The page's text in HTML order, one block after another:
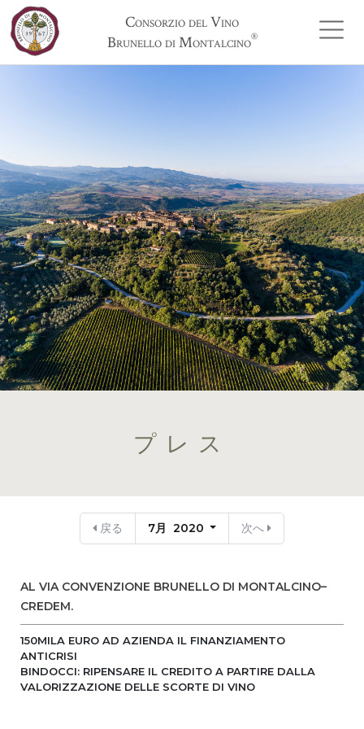
Consorzio del Vino
Brunello di Montalcino®
プレス
戻る 7月 2020 次へ
AL VIA CONVENZIONE BRUNELLO DI MONTALCINO–
CREDEM.
150MILA EURO AD AZIENDA IL FINANZIAMENTO
ANTICRISI
BINDOCCI: RIPENSARE IL CREDITO A PARTIRE DALLA
VALORIZZAZIONE DELLE SCORTE DI VINO